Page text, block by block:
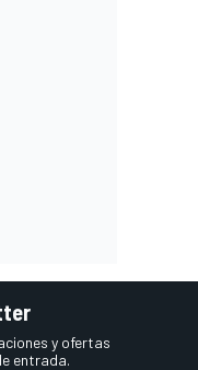
y ofertas
entrada.